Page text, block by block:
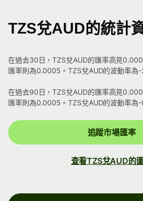
TZS兌AUD的統計
在過去30日，TZS兌AUD的匯率高見
匯率則為0.0005。TZS兌AUD的波動率為-
在過去90日，TZS兌AUD的匯率高見
匯率則為0.0005。TZS兌AUD的波動率為-
追蹤市場匯率
查看TZS兌AUD的